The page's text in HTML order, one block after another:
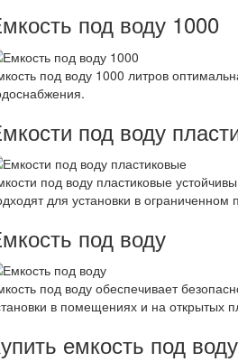
под воду 1000
под воду 1000 литров
под воду
под воду пластиковые
для установки в ограниченном
под воду
под воду обеспечивает
в помещениях и на открытых
емкость под